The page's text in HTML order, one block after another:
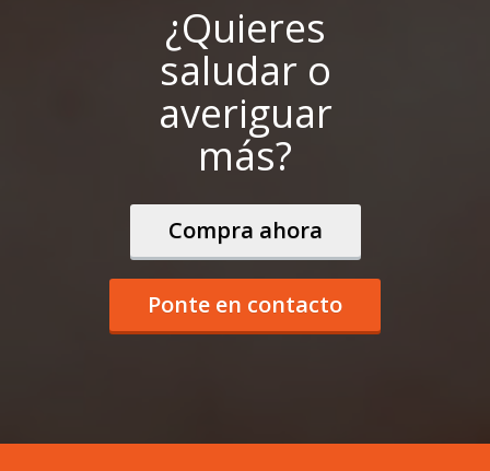
¿Quieres
saludar o
averiguar
más?
Compra ahora
Ponte en contacto